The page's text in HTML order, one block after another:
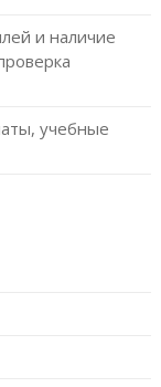
и наличие
учебные